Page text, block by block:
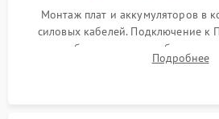
Монтаж плат и аккумуляторов в
силовых кабелей. Подключение к
калибровки констант батареи,
срабатывания AVR и сброса
Подробнее